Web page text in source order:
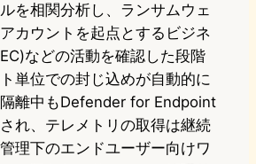
を相関分析し、ランサムウェ
カウントを起点とするビジネ
などの活動を確認した段階
単位での封じ込めが自動的に
離中もDefender for Endpoint
れ、テレメトリの取得は継続
理下のエンドユーザー向けワ